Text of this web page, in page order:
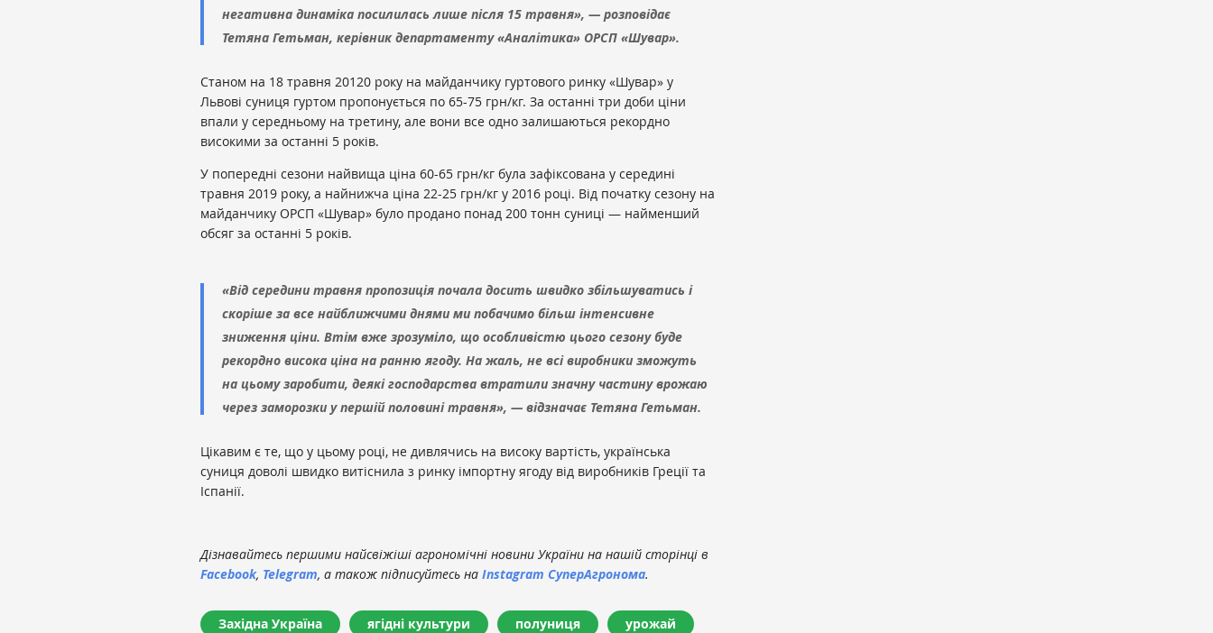
негативна динаміка посилилась лише після 15 травня», — розповідає
Тетяна Гетьман, керівник департаменту «Аналітика» ОРСП «Шувар».
Станом на 18 травня 20120 року на майданчику гуртового ринку «Шувар» у
Львові суниця гуртом пропонується по 65-75 грн/кг. За останні три доби ціни
впали у середньому на третину, але вони все одно залишаються рекордно
високими за останні 5 років.
У попередні сезони найвища ціна 60-65 грн/кг була зафіксована у середині
травня 2019 року, а найнижча ціна 22-25 грн/кг у 2016 році. Від початку сезону на
майданчику ОРСП «Шувар» було продано понад 200 тонн суниці — найменший
обсяг за останні 5 років.
«Від середини травня пропозиція почала досить швидко збільшуватись і
скоріше за все найближчими днями ми побачимо більш інтенсивне
зниження ціни. Втім вже зрозуміло, що особливістю цього сезону буде
рекордно висока ціна на ранню ягоду. На жаль, не всі виробники зможуть
на цьому заробити, деякі господарства втратили значну частину врожаю
через заморозки у першій половині травня», — відзначає Тетяна Гетьман.
Цікавим є те, що у цьому році, не дивлячись на високу вартість, українська
суниця доволі швидко витіснила з ринку імпортну ягоду від виробників Греції та
Іспанії.
Дізнавайтесь першими найсвіжіші агрономічні новини України на нашій сторінці в
Facebook, Telegram, а також підписуйтесь на Instagram СуперАгронома.
Західна Україна ягідні культури полуниця урожай